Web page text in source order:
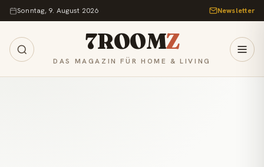
Zum Inhalt springen
Sonntag, 9. August 2026 Newsletter
7ROOMZ
DAS MAGAZIN FÜR HOME & LIVING